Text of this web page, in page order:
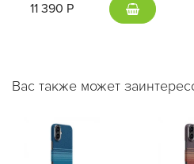
11 390 Р
Вас также может